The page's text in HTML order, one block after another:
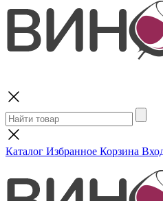
Каталог Избранное Корзина